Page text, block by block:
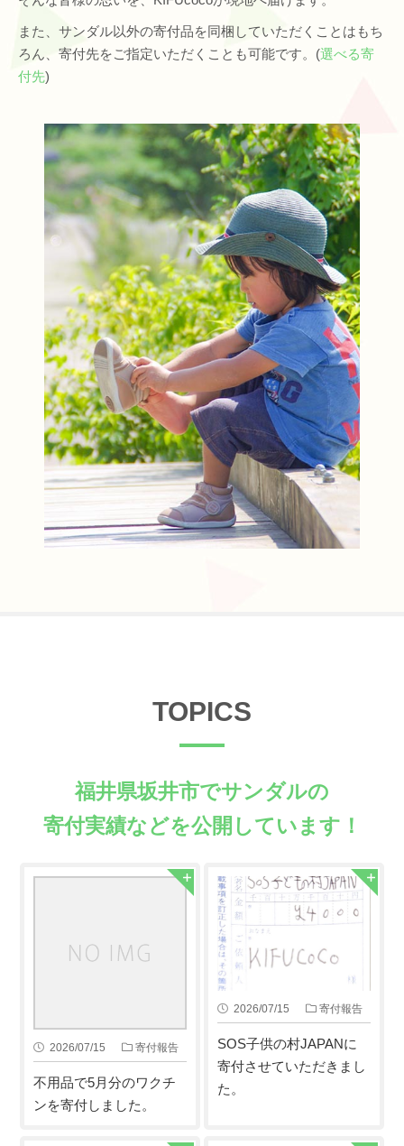
また、サンダル以外の寄付品を同梱していただくことはもち
ろん、寄付先をご指定いただくことも可能です。(選べる寄
付先)
TOPICS
福井県坂井市でサンダルの
寄付実績などを公開しています！
2026/07/15 寄付報告
不用品で5月分のワクチ
ンを寄付しました。
2026/07/15 寄付報告
SOS子供の村JAPANに
寄付させていただきまし
た。